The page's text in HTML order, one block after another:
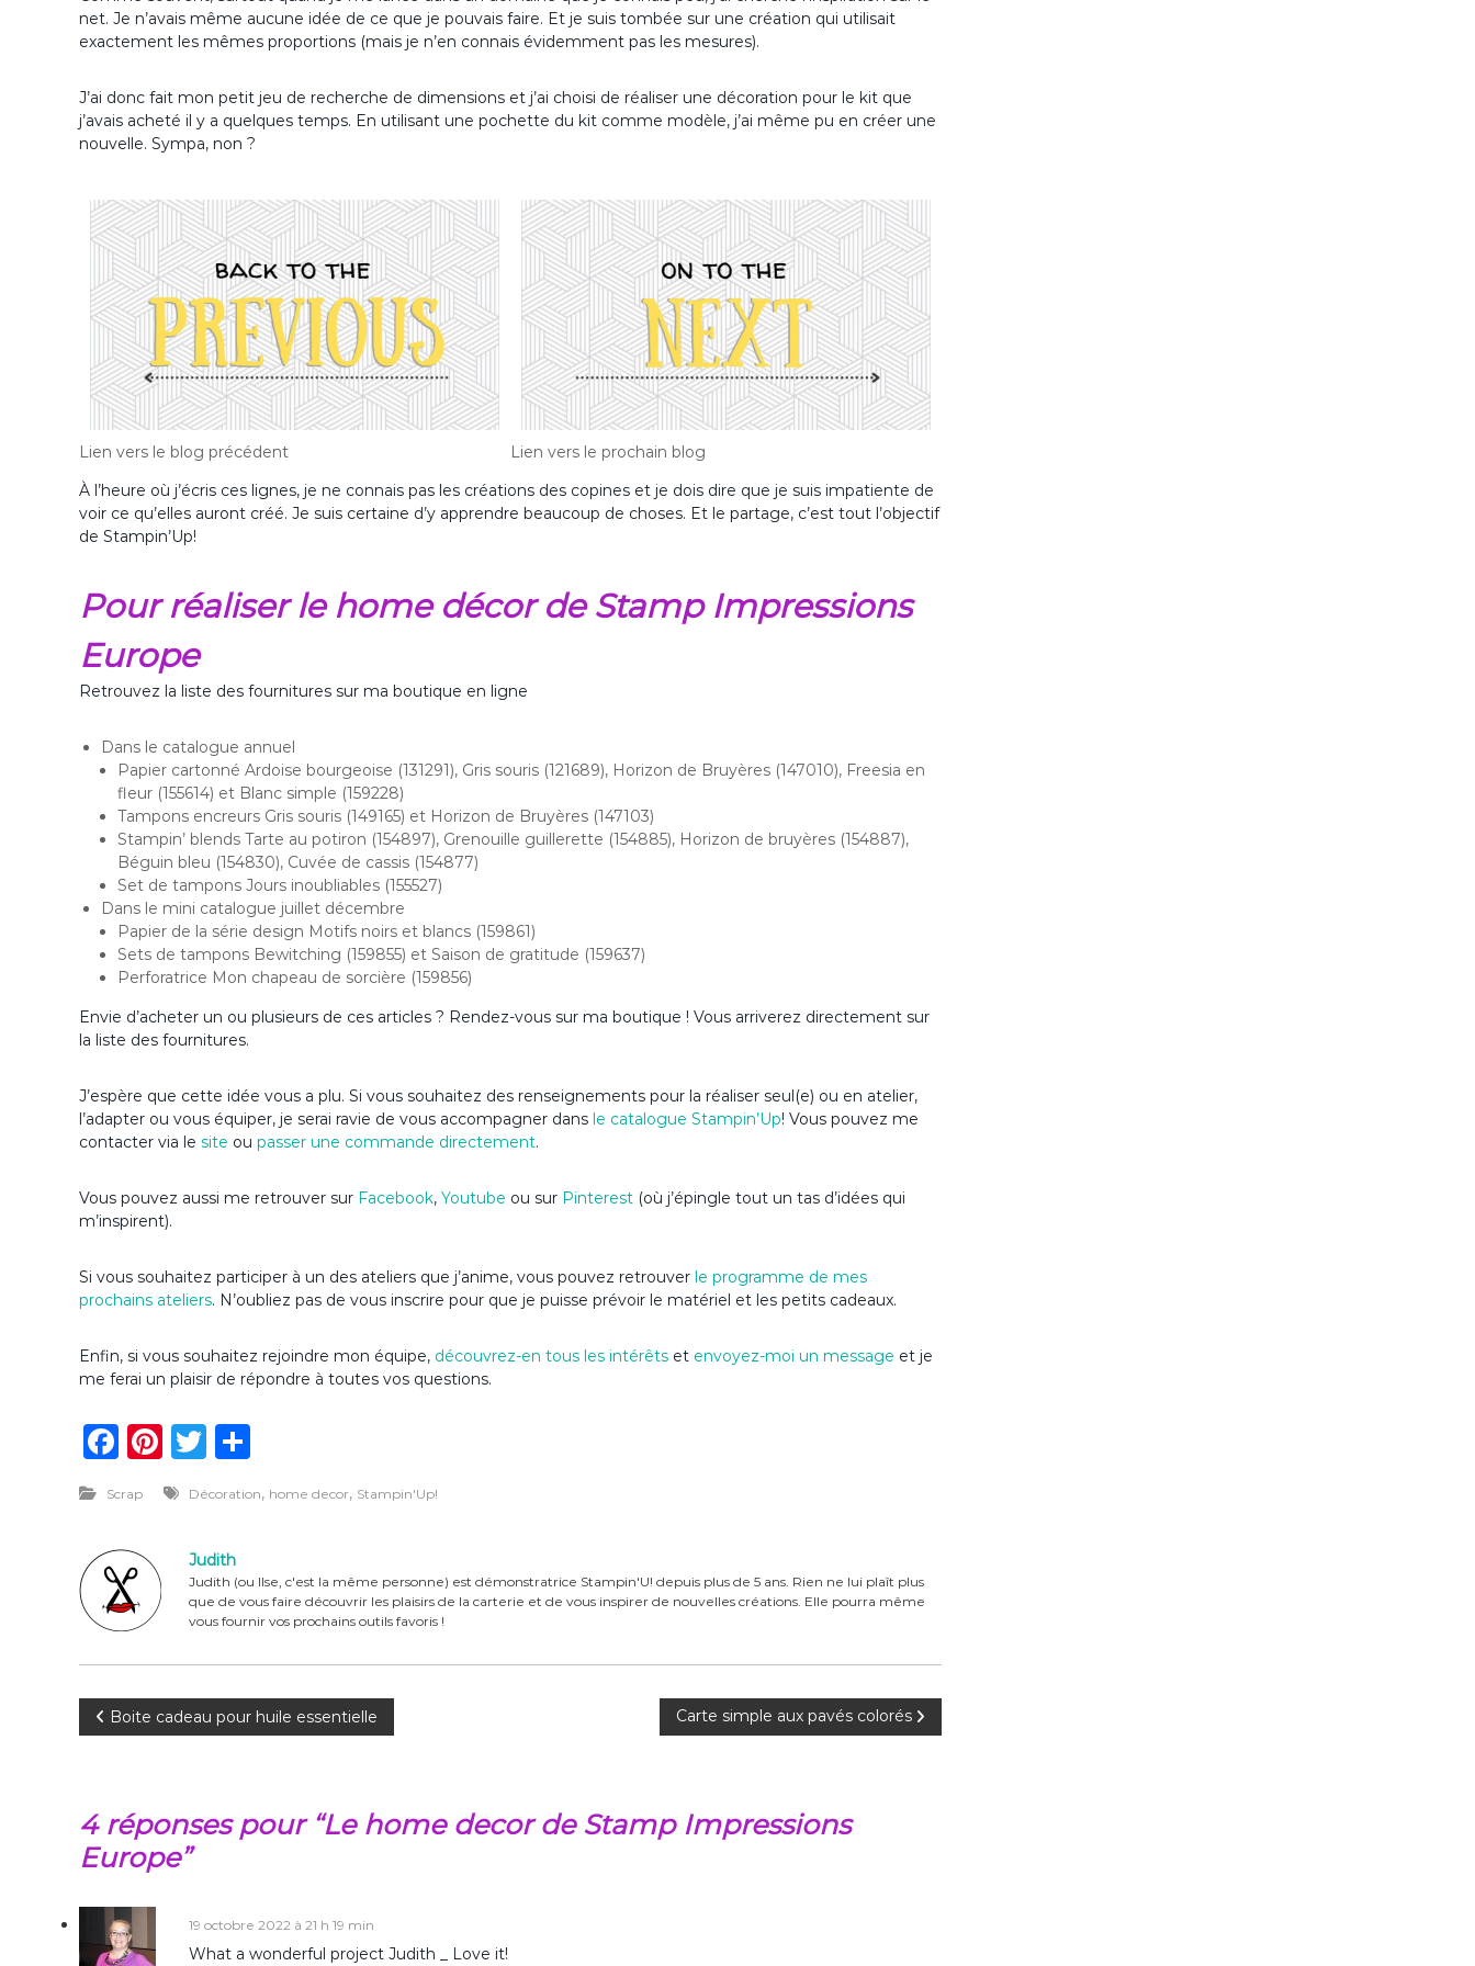
net. Je n’avais même aucune idée de ce que je pouvais faire. Et je suis tombée sur une création qui utilisait
exactement les mêmes proportions (mais je n’en connais évidemment pas les mesures).
J’ai donc fait mon petit jeu de recherche de dimensions et j’ai choisi de réaliser une décoration pour le kit que
j’avais acheté il y a quelques temps. En utilisant une pochette du kit comme modèle, j’ai même pu en créer une
nouvelle. Sympa, non ?
Lien vers le blog précédent
Lien vers le prochain blog
À l’heure où j’écris ces lignes, je ne connais pas les créations des copines et je dois dire que je suis impatiente de
voir ce qu’elles auront créé. Je suis certaine d’y apprendre beaucoup de choses. Et le partage, c’est tout l’objectif
de Stampin’Up!
Pour réaliser le home décor de Stamp Impressions
Europe
Retrouvez la liste des fournitures sur ma boutique en ligne
Dans le catalogue annuel
Papier cartonné Ardoise bourgeoise (131291), Gris souris (121689), Horizon de Bruyères (147010), Freesia en
fleur (155614) et Blanc simple (159228)
Tampons encreurs Gris souris (149165) et Horizon de Bruyères (147103)
Stampin’ blends Tarte au potiron (154897), Grenouille guillerette (154885), Horizon de bruyères (154887),
Béguin bleu (154830), Cuvée de cassis (154877)
Set de tampons Jours inoubliables (155527)
Dans le mini catalogue juillet décembre
Papier de la série design Motifs noirs et blancs (159861)
Sets de tampons Bewitching (159855) et Saison de gratitude (159637)
Perforatrice Mon chapeau de sorcière (159856)
Envie d’acheter un ou plusieurs de ces articles ? Rendez-vous sur ma boutique ! Vous arriverez directement sur
la liste des fournitures.
J’espère que cette idée vous a plu. Si vous souhaitez des renseignements pour la réaliser seul(e) ou en atelier,
l’adapter ou vous équiper, je serai ravie de vous accompagner dans le catalogue Stampin’Up! Vous pouvez me
contacter via le site ou passer une commande directement.
Vous pouvez aussi me retrouver sur Facebook, Youtube ou sur Pinterest (où j’épingle tout un tas d’idées qui
m’inspirent).
Si vous souhaitez participer à un des ateliers que j’anime, vous pouvez retrouver le programme de mes
prochains ateliers. N’oubliez pas de vous inscrire pour que je puisse prévoir le matériel et les petits cadeaux.
Enfin, si vous souhaitez rejoindre mon équipe, découvrez-en tous les intérêts et envoyez-moi un message et je
me ferai un plaisir de répondre à toutes vos questions.
F
c
e
b
o
k
Pi
n
te
re
st
T
it
te
r
ta
er
Scrap Décoration, home decor, Stampin'Up!
Judith
Judith (ou Ilse, c'est la même personne) est démonstratrice Stampin'U! depuis plus de 5 ans. Rien ne lui plaît plus
que de vous faire découvrir les plaisirs de la carterie et de vous inspirer de nouvelles créations. Elle pourra même
vous fournir vos prochains outils favoris !
N
v
i
g
Boite cadeau pour huile essentielle Carte simple aux pavés colorés
4 réponses pour “Le home decor de Stamp Impressions
Europe”
19 octobre 2022 à 21 h 19 min
What a wonderful project Judith _ Love it!